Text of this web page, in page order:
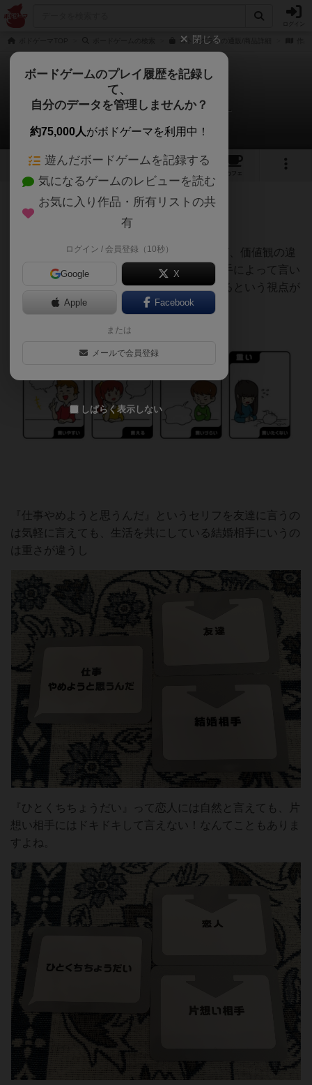
コトバグラムの通販/商品詳細
コトバグラム
皆プレ!ボドゲチャンネルさんのレビュー
2 1 2
カフェ
99名 0名 0 約2年前
【ひとくちちょうだい】言葉の“重さ”で遊び、価値観の違
いを楽しむゲーム。同じセリフでも言う相手によって言い
やすさ、言いにくさなど言葉の重みが変わるという視点が
素晴らしいです。
『仕事やめようと思うんだ』というセリフを友達に言うの
は気軽に言えても、生活を共にしている結婚相手にいうの
は重さが違うし
『ひとくちちょうだい』って恋人には自然と言えても、片
想い相手にはドキドキして言えない！なんてこともありま
すよね。
閉じる
ボードゲームのプレイ履歴を記録し
て、
自分のデータを管理しませんか？
約75,000人がボドゲーマを利用中！
遊んだボードゲームを記録する
気になるゲームのレビューを読む
お気に入り作品・所有リストの共
有
ログイン / 会員登録（10秒）
Google X
Apple Facebook
または
メールで会員登録
しばらく表示しない